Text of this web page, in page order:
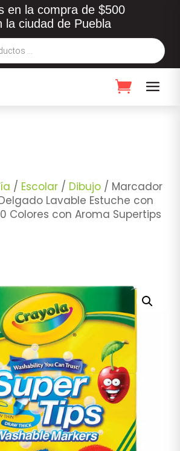
en la compra de $500
la ciudad de Puebla
/ Escolar / Dibujo / Marcador
Lavable Estuche con
Colores con Aroma Supertips